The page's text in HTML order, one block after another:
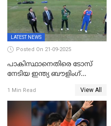
LATEST NEWS
Posted On 21-09-2025
പാകിസ്ഥാനെതിരെ ടോസ്
നേടിയ ഇന്ത്യ ബൗളിംഗ്
1 Min Read View All